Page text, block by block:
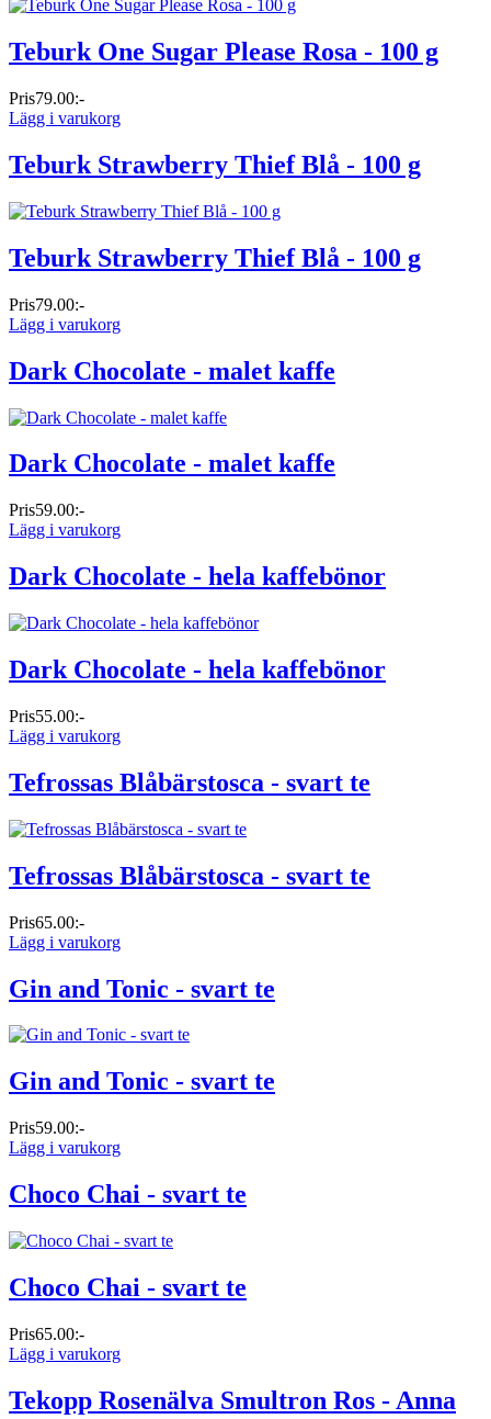
Teburk One Sugar Please Rosa - 100 g
Pris79.00:-
Lägg i varukorg
Teburk Strawberry Thief Blå - 100 g
Teburk Strawberry Thief Blå - 100 g
Pris79.00:-
Lägg i varukorg
Dark Chocolate - malet kaffe
Dark Chocolate - malet kaffe
Pris59.00:-
Lägg i varukorg
Dark Chocolate - hela kaffebönor
Dark Chocolate - hela kaffebönor
Pris55.00:-
Lägg i varukorg
Tefrossas Blåbärstosca - svart te
Tefrossas Blåbärstosca - svart te
Pris65.00:-
Lägg i varukorg
Gin and Tonic - svart te
Gin and Tonic - svart te
Pris59.00:-
Lägg i varukorg
Choco Chai - svart te
Choco Chai - svart te
Pris65.00:-
Lägg i varukorg
Tekopp Rosenälva Smultron Ros - Anna